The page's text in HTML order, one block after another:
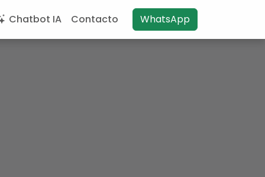
Chatbot IA Contacto WhatsApp